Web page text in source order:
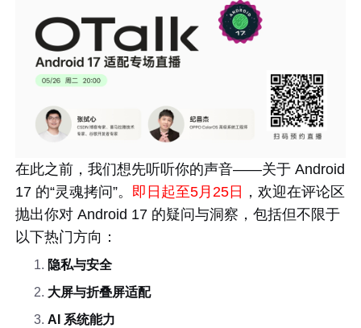
在此之前，我们想先听听你的声音——关于 Android
17 的“灵魂拷问”。 即日起至5月25日 ，欢迎在评论区
抛出你对 Android 17 的疑问与洞察，包括但不限于
以下热门方向：
隐私与安全
大屏与折叠屏适配
AI 系统能力